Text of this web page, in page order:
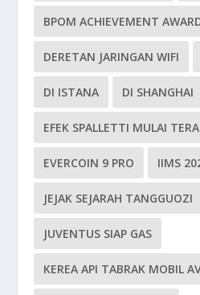
BPOM ACHIEVEMENT
DERETAN JARINGAN WIFI
DI ISTANA DI SHANGHAI
EFEK SPALLETTI MULAI
EVERCOIN 9 PRO IIMS
JEJAK SEJARAH TANGGUOZI
JUVENTUS SIAP GAS
KEREA API TABRAK MOBIL